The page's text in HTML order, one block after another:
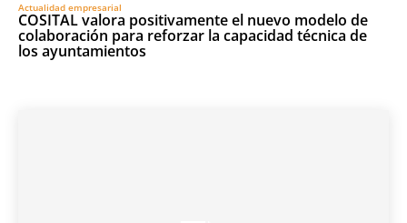
Actualidad empresarial
COSITAL valora positivamente el nuevo modelo de
colaboración para reforzar la capacidad técnica de
los ayuntamientos